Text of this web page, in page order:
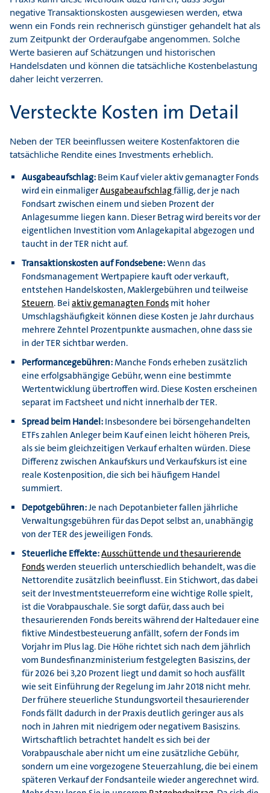
negative Transaktionskosten ausgewiesen werden, etwa
wenn ein Fonds rein rechnerisch günstiger gehandelt hat als
zum Zeitpunkt der Orderaufgabe angenommen. Solche
Werte basieren auf Schätzungen und historischen
Handelsdaten und können die tatsächliche Kostenbelastung
daher leicht verzerren.
Versteckte Kosten im Detail
Neben der TER beeinflussen weitere Kostenfaktoren die
tatsächliche Rendite eines Investments erheblich.
Ausgabeaufschlag: Beim Kauf vieler aktiv gemanagter Fonds
wird ein einmaligerAusgabeaufschlagfällig, der je nach
Fondsart zwischen einem und sieben Prozent der
Anlagesumme liegen kann. Dieser Betrag wird bereits vor der
eigentlichen Investition vom Anlagekapital abgezogen und
taucht in der TER nicht auf.
Transaktionskosten auf Fondsebene:Wenn das
Fondsmanagement Wertpapiere kauft oder verkauft,
entstehen Handelskosten, Maklergebühren und teilweise
Steuern. Bei aktiv gemanagten Fonds mit hoher
Umschlagshäufigkeit können diese Kosten je Jahr durchaus
mehrere Zehntel Prozentpunkte ausmachen, ohne dass sie
in der TER sichtbar werden.
Performancegebühren:Manche Fonds erheben zusätzlich
eine erfolgsabhängige Gebühr, wenn eine bestimmte
Wertentwicklung übertroffen wird. Diese Kosten erscheinen
separat im Factsheet und nicht innerhalb der TER.
Spread beim Handel: Insbesondere bei börsengehandelten
ETFs zahlen Anleger beim Kauf einen leicht höheren Preis,
als sie beim gleichzeitigen Verkauf erhalten würden. Diese
Differenz zwischen Ankaufskurs und Verkaufskurs ist eine
reale Kostenposition, die sich bei häufigem Handel
summiert.
Depotgebühren:Je nach Depotanbieter fallen jährliche
Verwaltungsgebühren für das Depot selbst an, unabhängig
von der TER des jeweiligen Fonds.
Steuerliche Effekte:Ausschüttende und thesaurierende
Fondswerden steuerlich unterschiedlich behandelt, was die
Nettorendite zusätzlich beeinflusst. Ein Stichwort, das dabei
seit der Investmentsteuerreform eine wichtige Rolle spielt,
ist die Vorabpauschale. Sie sorgt dafür, dass auch bei
thesaurierenden Fonds bereits während der Haltedauer eine
fiktive Mindestbesteuerung anfällt, sofern der Fonds im
Vorjahr im Plus lag. Die Höhe richtet sich nach dem jährlich
vom Bundesfinanzministerium festgelegten Basiszins, der
für 2026 bei 3,20 Prozent liegt und damit so hoch ausfällt
wie seit Einführung der Regelung im Jahr 2018 nicht mehr.
Der frühere steuerliche Stundungsvorteil thesaurierender
Fonds fällt dadurch in der Praxis deutlich geringer aus als
noch in Jahren mit niedrigem oder negativem Basiszins.
Wirtschaftlich betrachtet handelt es sich bei der
Vorabpauschale aber nicht um eine zusätzliche Gebühr,
sondern um eine vorgezogene Steuerzahlung, die bei einem
späteren Verkauf der Fondsanteile wieder angerechnet wird.